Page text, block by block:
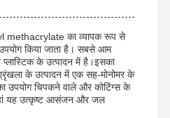
अमोनियम क्लोराइड
methacrylate का व्यापक रूप से
उपयोग किया जाता है। सबसे आम
के उत्पादन में है।इसका
के उत्पादन में एक सह-मोनोमर के
उपयोग चिपकने वाले और कोटिंग्स के
यह उत्कृष्ट आसंजन और जल